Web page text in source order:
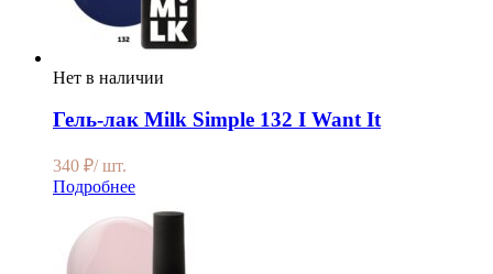
Нет в наличии
Гель-лак Milk Simple 132 I Want It
340 ₽/ шт.
Подробнее